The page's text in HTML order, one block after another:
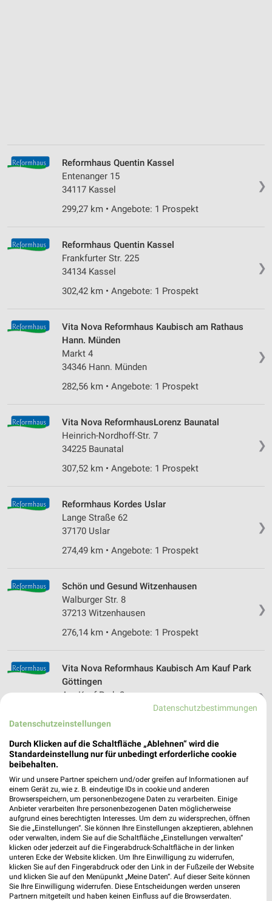
❯
Reformhaus Quentin Kassel
Entenanger 15
34117 Kassel
299,27 km • Angebote: 1 Prospekt
❯
Reformhaus Quentin Kassel
Frankfurter Str. 225
34134 Kassel
302,42 km • Angebote: 1 Prospekt
❯
Vita Nova Reformhaus Kaubisch am Rathaus
Hann. Münden
Markt 4
34346 Hann. Münden
282,56 km • Angebote: 1 Prospekt
❯
Vita Nova ReformhausLorenz Baunatal
Heinrich-Nordhoff-Str. 7
34225 Baunatal
307,52 km • Angebote: 1 Prospekt
❯
Reformhaus Kordes Uslar
Lange Straße 62
37170 Uslar
274,49 km • Angebote: 1 Prospekt
❯
Schön und Gesund Witzenhausen
Walburger Str. 8
37213 Witzenhausen
276,14 km • Angebote: 1 Prospekt
❯
Vita Nova Reformhaus Kaubisch Am Kauf Park
Göttingen
Am Kauf Park 2
264,11 km • Angebote: 2 Prospekte
Salinenweg 1
37081 Göttingen
Heute 08:00 - 20:00 Uhr | Geöffnet
263,07 km
Reformhaus Iffland Melsungen
Kasseler Str. 15
34212 Melsungen
Datenschutzbestimmungen
Datenschutzeinstellungen
Durch Klicken auf die Schaltfläche „Ablehnen“ wird die
Standardeinstellung nur für unbedingt erforderliche cookie
beibehalten.
Wir und unsere Partner speichern und/oder greifen auf Informationen auf
einem Gerät zu, wie z. B. eindeutige IDs in cookie und anderen
Browserspeichern, um personenbezogene Daten zu verarbeiten. Einige
Anbieter verarbeiten Ihre personenbezogenen Daten möglicherweise
aufgrund eines berechtigten Interesses. Um dem zu widersprechen, öffnen
Sie die „Einstellungen“. Sie können Ihre Einstellungen akzeptieren, ablehnen
oder verwalten, indem Sie auf die Schaltfläche „Einstellungen verwalten“
klicken oder jederzeit auf die Fingerabdruck-Schaltfläche in der linken
unteren Ecke der Website klicken. Um Ihre Einwilligung zu widerrufen,
klicken Sie auf den Fingerabdruck oder den Link in der Fußzeile der Website
und klicken Sie auf den Menüpunkt „Meine Daten“. Auf dieser Seite können
Sie Ihre Einwilligung widerrufen. Diese Entscheidungen werden unseren
Partnern mitgeteilt und haben keinen Einfluss auf die Browserdaten.